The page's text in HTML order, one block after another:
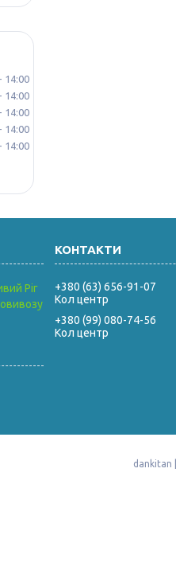
14:00
14:00
14:00
14:00
14:00
Ріг
+380 (63) 656-91-07
Кол центр
+380 (99) 080-74-56
Кол центр